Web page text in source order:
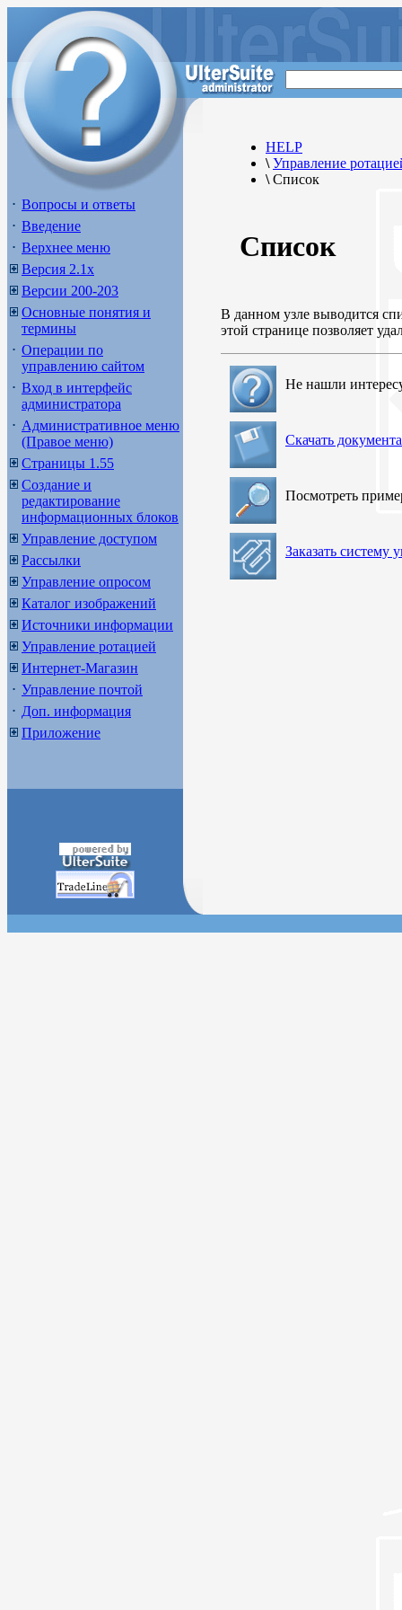
Вопросы и ответы
Введение
Верхнее меню
Версия 2.1х
Версии 200-203
Основные понятия и
термины
Операции по
управлению сайтом
Вход в интерфейс
администратора
Административное меню
(Правое меню)
Страницы 1.55
Создание и
редактирование
информационных блоков
Управление доступом
Рассылки
Управление опросом
Каталог изображений
Источники информации
Управление ротацией
Интернет-Магазин
Управление почтой
Доп. информация
Приложение
HELP
\Управление
\Список
Список
В данном узле выводится
этой странице позволяет
Не нашли
Скачать
Посмотреть
Заказать систему